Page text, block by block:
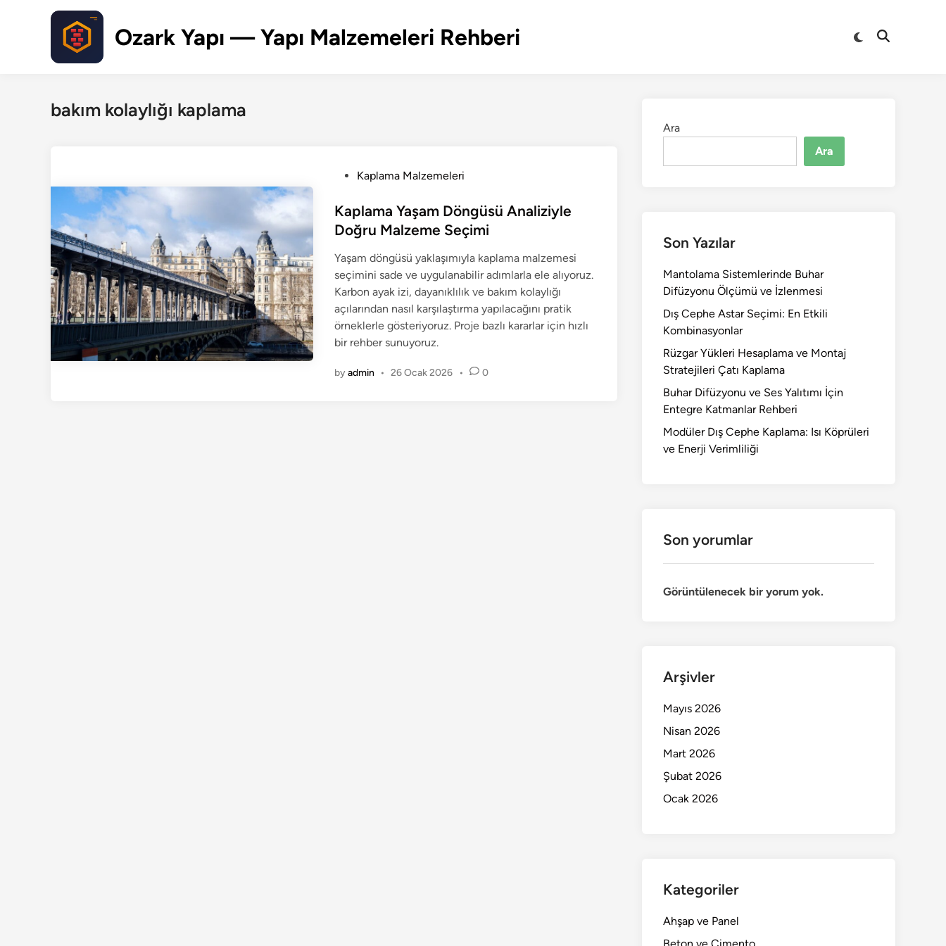
Ozark Yapı — Yapı Malzemeleri Rehberi
Switch
Open
bakım kolaylığı kaplama
s
t
d
i
n
Kaplama Malzemeleri
Kaplama Yaşam Döngüsü Analiziyle
Doğru Malzeme Seçimi
Yaşam döngüsü yaklaşımıyla kaplama malzemesi
seçimini sade ve uygulanabilir adımlarla ele alıyoruz.
Karbon ayak izi, dayanıklılık ve bakım kolaylığı
açılarından nasıl karşılaştırma yapılacağını pratik
örneklerle gösteriyoruz. Proje bazlı kararlar için hızlı
bir rehber sunuyoruz.
byadmin • 26 Ocak 2026 • 0
Ara
Ara
Son Yazılar
Mantolama Sistemlerinde Buhar
Difüzyonu Ölçümü ve İzlenmesi
Dış Cephe Astar Seçimi: En Etkili
Kombinasyonlar
Rüzgar Yükleri Hesaplama ve Montaj
Stratejileri Çatı Kaplama
Buhar Difüzyonu ve Ses Yalıtımı İçin
Entegre Katmanlar Rehberi
Modüler Dış Cephe Kaplama: Isı Köprüleri
ve Enerji Verimliliği
Son yorumlar
Görüntülenecek bir yorum yok.
Arşivler
Mayıs 2026
Nisan 2026
Mart 2026
Şubat 2026
Ocak 2026
Kategoriler
Ahşap ve Panel